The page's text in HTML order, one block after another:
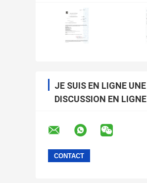
JE SUIS EN LIGNE UNE
DISCUSSION EN LIGNE